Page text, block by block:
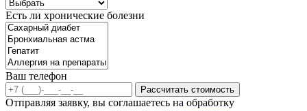
Есть ли хронические болезни
Ваш телефон
Рассчитать стоимость
Отправляя заявку, вы соглашаетесь на обработку